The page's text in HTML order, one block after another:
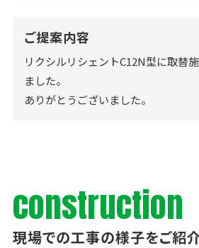
ご提案内容
リクシルリシェントC12N型に取替
ました。
ありがとうございました。
construction
現場での工事の様子をご紹